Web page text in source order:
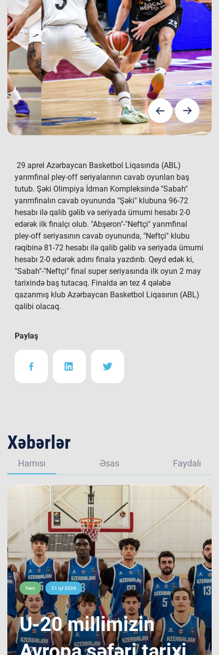
29 aprel Azərbaycan Basketbol Liqasında (ABL)
yarımfinal pley-off seriyalarının cavab oyunları baş
tutub. Şəki Olimpiya İdman Kompleksində "Sabah"
yarımfinalın cavab oyununda "Şəki" klubuna 96-72
hesabı ilə qalib gəlib və seriyada ümumi hesabı 2-0
edərək ilk finalçı olub. "Abşeron"-"Neftçi" yarımfinal
pley-off seriyasının cavab oyununda, "Neftçi" klubu
rəqibinə 81-72 hesabı ilə qalib gəlib və seriyada ümumi
hesabı 2-0 edərək adını finala yazdırıb. Qeyd edək ki,
"Sabah"-"Neftçi" final super seriyasında ilk oyun 2 may
tarixində baş tutacaq. Finalda ən tez 4 qələbə
qazanmış klub Azərbaycan Basketbol Liqasının (ABL)
qalibi olacaq.
Paylaş
Xəbərlər
Hamısı Əsas Faydalı
Yeni 21 iyl 2026
​U-20 millimizin